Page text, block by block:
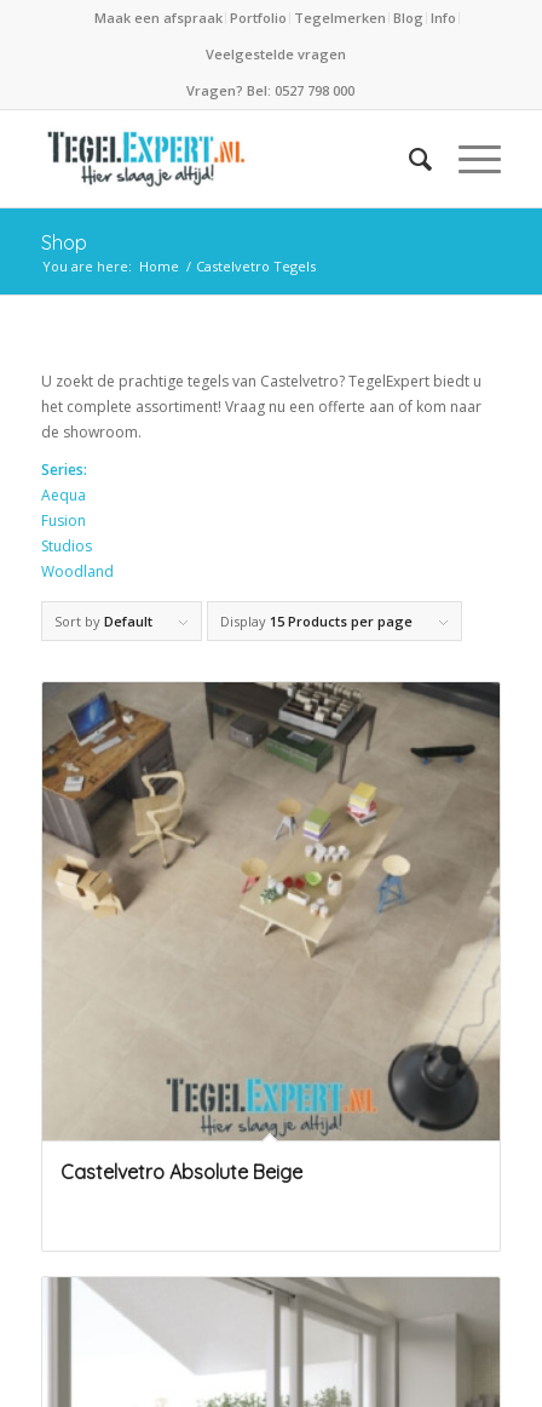
Maak een afspraak Portfolio Tegelmerken Blog Info
Veelgestelde vragen
Vragen? Bel: 0527 798 000
Shop
You are here: Home / Castelvetro Tegels
U zoekt de prachtige tegels van Castelvetro? TegelExpert biedt u
het complete assortiment! Vraag nu een offerte aan of kom naar
de showroom.
Series:
Aequa
Fusion
Studios
Woodland
Sort by Default Display 15 Products per page
Castelvetro Absolute Beige